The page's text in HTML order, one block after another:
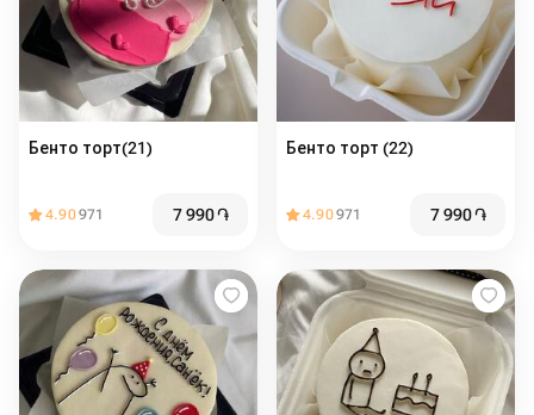
Бенто торт(21)
4.90971 7 990֏
Бенто торт (22)
4.90971 7 990֏